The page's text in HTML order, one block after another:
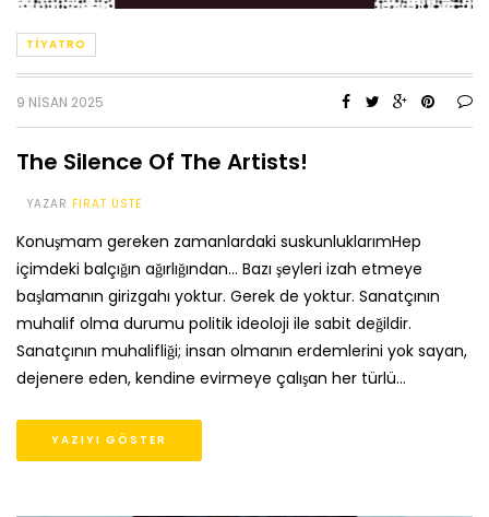
TIYATRO
9 NISAN 2025
The Silence Of The Artists!
YAZAR FIRAT ÜSTE
Konuşmam gereken zamanlardaki suskunluklarımHep
içimdeki balçığın ağırlığından… Bazı şeyleri izah etmeye
başlamanın girizgahı yoktur. Gerek de yoktur. Sanatçının
muhalif olma durumu politik ideoloji ile sabit değildir.
Sanatçının muhalifliği; insan olmanın erdemlerini yok sayan,
dejenere eden, kendine evirmeye çalışan her türlü…
YAZIYI GÖSTER